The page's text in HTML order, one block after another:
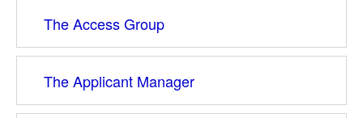
The Access Group
The Applicant Manager